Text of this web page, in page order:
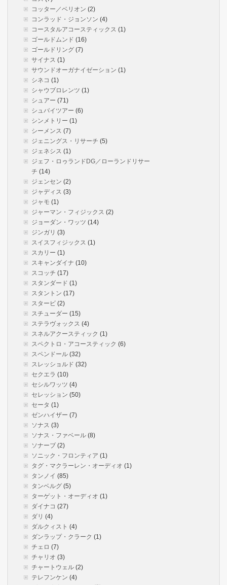
コッター／ベリオン (2)
コンラッド・ジョンソン (4)
コースタルアコースティックス (1)
ゴールドムンド (16)
ゴールドリング (7)
サイナス (1)
サウンドオーガナイゼーション (1)
シネコ (1)
シャウブロレンツ (1)
シュアー (71)
シュバイツアー (6)
シンメトリー (1)
シーメンス (7)
ジェニングス・リサーチ (5)
ジェネシス (1)
ジェフ・ロゥランドDG／ローランドリサー
チ (14)
ジェンセン (2)
ジャディス (3)
ジャモ (1)
ジャーマン・フィジックス (2)
ジョーダン・ワッツ (14)
ジンガリ (3)
スイスフィジックス (1)
スカリー (1)
スキャンダイナ (10)
スコッチ (17)
スタンダード (1)
スタントン (17)
スタービ (2)
スチューダー (15)
ステラヴォックス (4)
スネルアクースティック (1)
スペクトロ・アコースティック (6)
スペンドール (32)
スレッショルド (32)
セクエラ (10)
セシルワッツ (4)
セレッション (50)
セータ (1)
ゼンハイザー (7)
ソナス (3)
ソナス・ファベール (8)
ソナーブ (2)
ソニック・フロンティア (1)
タグ・マクラーレン・オーディオ (1)
タンノイ (85)
タンベルグ (5)
ターゲット・オーディオ (1)
ダイナコ (27)
ダリ (4)
ダルクィスト (4)
ダンラップ・クラーク (1)
チェロ (7)
チャリオ (3)
チャートウェル (2)
テレフンケン (4)